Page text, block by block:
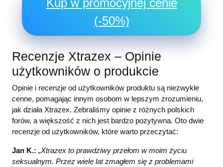
(-50%)
Recenzje Xtrazex – Opinie
użytkowników o produkcie
Opinie i recenzje od użytkowników produktu są niezwykle
cenne, pomagając innym osobom w lepszym zrozumieniu,
jak działa Xtrazex. Zebraliśmy opinie z różnych polskich
forów, a większość z nich jest bardzo pozytywna. Oto dwie
recenzje od użytkowników, które warto przeczytać:
Jan K.: „Xtrazex to prawdziwy przełom w moim życiu
seksualnym. Przez wiele lat zmagłem się z problemami